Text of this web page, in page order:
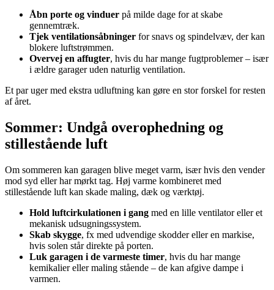
Åbn porte og vinduer på milde dage for at skabe
gennemtræk.
Tjek ventilationsåbninger for snavs og spindelvæv, der kan
blokere luftstrømmen.
Overvej en affugter, hvis du har mange fugtproblemer – især
i ældre garager uden naturlig ventilation.
Et par uger med ekstra udluftning kan gøre en stor forskel for resten
af året.
Sommer: Undgå overophedning og
stillestående luft
Om sommeren kan garagen blive meget varm, især hvis den vender
mod syd eller har mørkt tag. Høj varme kombineret med
stillestående luft kan skade maling, dæk og værktøj.
Hold luftcirkulationen i gang med en lille ventilator eller et
mekanisk udsugningssystem.
Skab skygge, fx med udvendige skodder eller en markise,
hvis solen står direkte på porten.
Luk garagen i de varmeste timer, hvis du har mange
kemikalier eller maling stående – de kan afgive dampe i
varmen.